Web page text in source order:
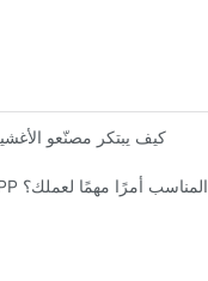
كيف يبتكر مصنّعو
لماذا يُعد اختيار مورد أغشية BOPP المناسب أمرًا مهمًا لعملك؟